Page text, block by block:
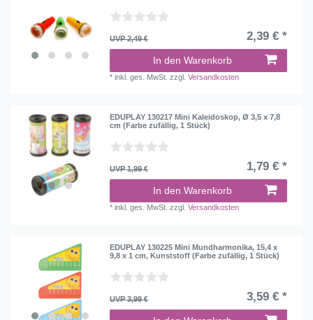
UVP 2,49 € 2,39 € *
In den Warenkorb
*inkl. ges. MwSt. zzgl.Versandkosten
EDUPLAY 130217 Mini Kaleidoskop, Ø 3,5 x 7,8
cm (Farbe zufällig, 1 Stück)
UVP 1,99 € 1,79 € *
In den Warenkorb
*inkl. ges. MwSt. zzgl.Versandkosten
EDUPLAY 130225 Mini Mundharmonika, 15,4 x
9,8 x 1 cm, Kunststoff (Farbe zufällig, 1 Stück)
UVP 3,99 € 3,59 € *